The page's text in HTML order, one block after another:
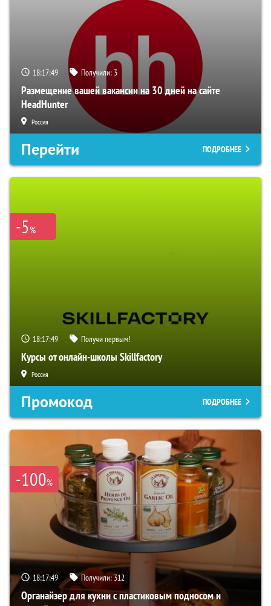
18:17:48 Получили: 3
Размещение вашей вакансии на 30 дней на сайте
HeadHunter
Россия
Перейти ПОДРОБНЕЕ
-5%
18:17:48 Получи первым!
Курсы от онлайн-школы Skillfactory
Россия
Промокод ПОДРОБНЕЕ
-100%
18:17:48 Получили: 312
Органайзер для кухни с пластиковым подносом и